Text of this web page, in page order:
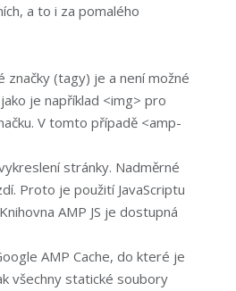
a to i za pomalého
(tagy) je a není možné
je například <img> pro
V tomto případě <amp-
stránky. Nadměrné
Proto je použití JavaScriptu
AMP JS je dostupná
AMP Cache, do které je
všechny statické soubory